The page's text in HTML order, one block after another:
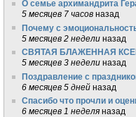
О семье архимандрита
5 месяцев 7 часов назад
Почему с
5 месяцев 2 недели назад
СВЯТАЯ БЛАЖЕННАЯ
5 месяцев 3 недели назад
Поздравление с
6 месяцев 5 дней назад
Спасибо что прочли и
6 месяцев 1 неделя назад